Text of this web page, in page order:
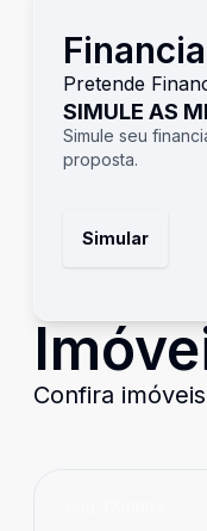
Pretende
SIMULE AS
Simule seu
proposta.
Simular
Confira